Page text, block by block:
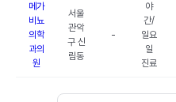
메가
비뇨
의학
과의
원
서울
관악
구 신
림동
-
야
간/
일요
일
진료